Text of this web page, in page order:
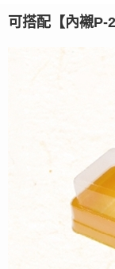
可搭配【內襯P-2